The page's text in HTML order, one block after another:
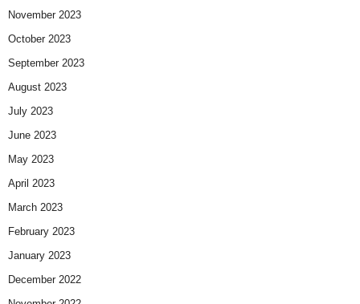
November 2023
October 2023
September 2023
August 2023
July 2023
June 2023
May 2023
April 2023
March 2023
February 2023
January 2023
December 2022